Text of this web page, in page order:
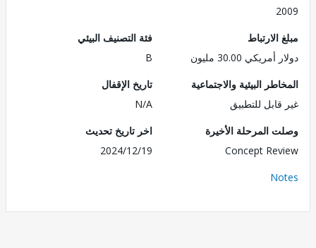
30.00 مليون
فئة التصنيف البيئي
البيئية والاجتماعية
للتطبيق
تاريخ الإقفال
المرحلة الأخيرة
Concept
اخر تاريخ تحديث
2024/12/19